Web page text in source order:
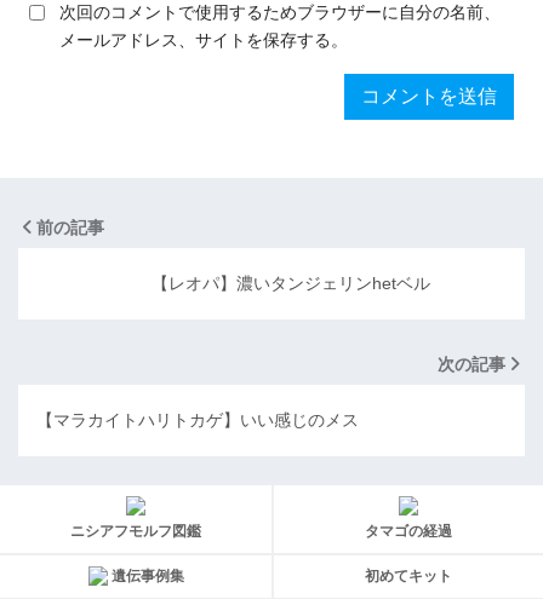
次回のコメントで使用するためブラウザーに自分の名前、
メールアドレス、サイトを保存する。
前の記事
【レオパ】濃いタンジェリンhetベル
次の記事
【マラカイトハリトカゲ】いい感じのメス
ニシアフモルフ図鑑 タマゴの経過
遺伝事例集 初めてキット